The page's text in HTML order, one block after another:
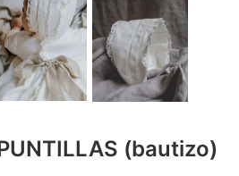
(bautizo)